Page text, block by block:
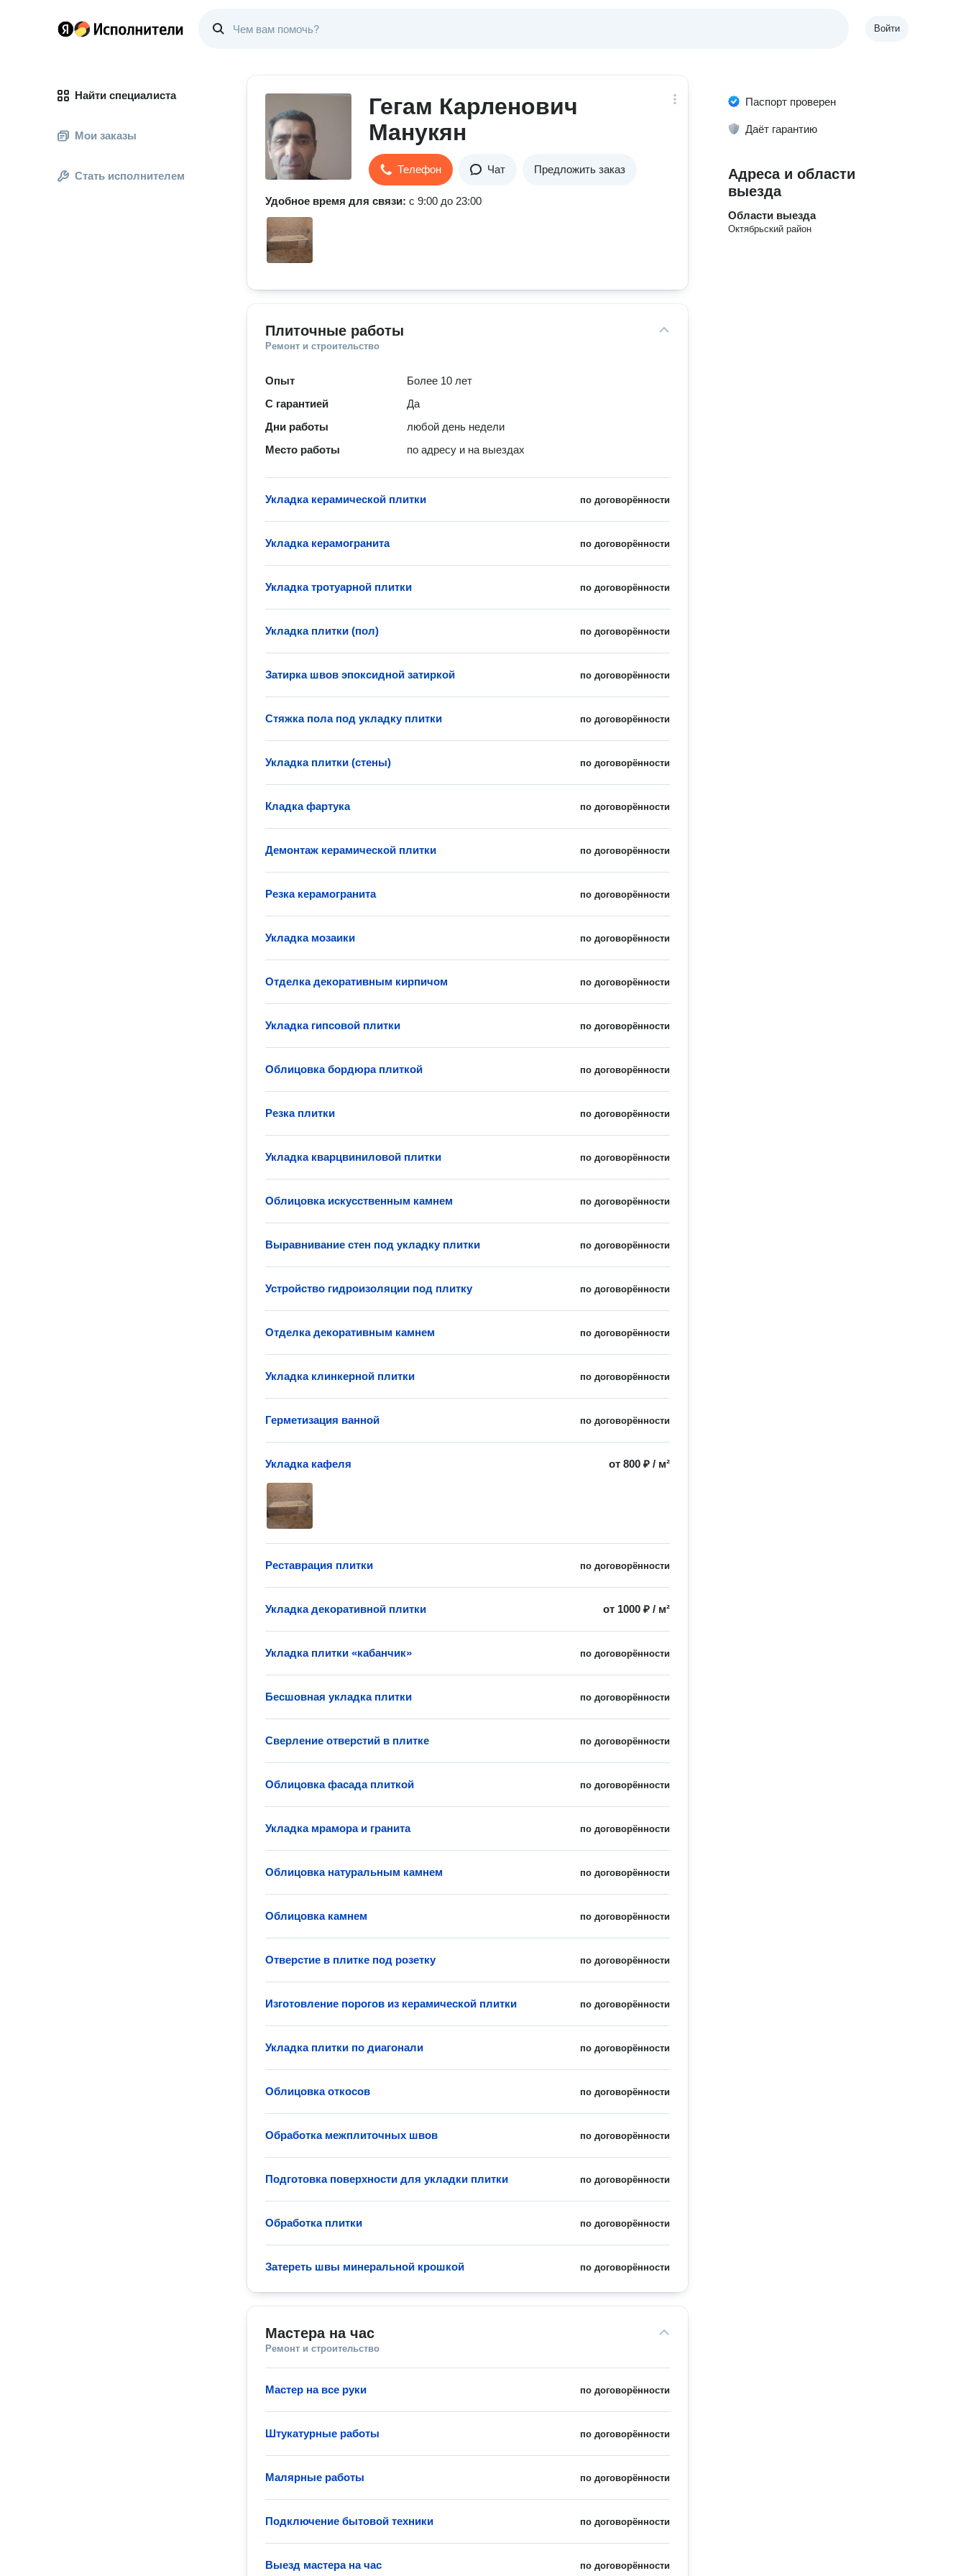
Войти
Найти специалиста
Мои заказы
Стать исполнителем
Гегам Карленович
Манукян
Телефон Чат Предложить заказ
Удобное время для связи: с 9:00 до 23:00
Плиточные работы
Ремонт и строительство
Опыт
Более 10 лет
С гарантией
Да
Дни работы
любой день недели
Место работы
по адресу и на выездах
по договорённости
Укладка керамической плитки
по договорённости
Укладка керамогранита
по договорённости
Укладка тротуарной плитки
по договорённости
Укладка плитки (пол)
по договорённости
Затирка швов эпоксидной затиркой
по договорённости
Стяжка пола под укладку плитки
по договорённости
Укладка плитки (стены)
по договорённости
Кладка фартука
по договорённости
Демонтаж керамической плитки
по договорённости
Резка керамогранита
по договорённости
Укладка мозаики
по договорённости
Отделка декоративным кирпичом
по договорённости
Укладка гипсовой плитки
по договорённости
Облицовка бордюра плиткой
по договорённости
Резка плитки
по договорённости
Укладка кварцвиниловой плитки
по договорённости
Облицовка искусственным камнем
по договорённости
Выравнивание стен под укладку плитки
по договорённости
Устройство гидроизоляции под плитку
по договорённости
Отделка декоративным камнем
по договорённости
Укладка клинкерной плитки
по договорённости
Герметизация ванной
от800 ₽ / м²
Укладка кафеля
по договорённости
Реставрация плитки
от 1000 ₽ / м²
Укладка декоративной плитки
по договорённости
Укладка плитки «кабанчик»
по договорённости
Бесшовная укладка плитки
по договорённости
Сверление отверстий в плитке
по договорённости
Облицовка фасада плиткой
по договорённости
Укладка мрамора и гранита
по договорённости
Облицовка натуральным камнем
по договорённости
Облицовка камнем
по договорённости
Отверстие в плитке под розетку
по договорённости
Изготовление порогов из керамической плитки
по договорённости
Укладка плитки по диагонали
по договорённости
Облицовка откосов
по договорённости
Обработка межплиточных швов
по договорённости
Подготовка поверхности для укладки плитки
по договорённости
Обработка плитки
по договорённости
Затереть швы минеральной крошкой
Мастера на час
Ремонт и строительство
по договорённости
Мастер на все руки
по договорённости
Штукатурные работы
по договорённости
Малярные работы
по договорённости
Подключение бытовой техники
по договорённости
Выезд мастера на час
Паспорт проверен
Даёт гарантию
Адреса и области
выезда
Области выезда
Октябрьский район